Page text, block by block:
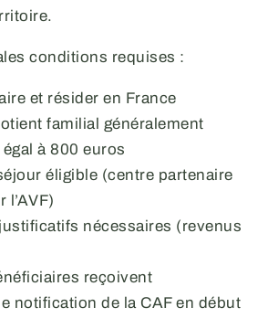
conditions requises :
et résider en France
familial généralement
à 800 euros
éligible (centre partenaire
l’AVF)
nécessaires (revenus
reçoivent
notification de la CAF en début